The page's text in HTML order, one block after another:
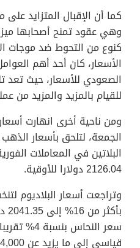
كما أن الإقبال المتزايد على
وهي عقود تمنح أصحابها
كنوع من التحوط ضد موجات
الأسعار، كان أحد أهم
الصعودي للأسعار، حيث تعد
للقيام بالمزيد والمزيد من
ومن ناحية أخرى انهارت
الجمعة، لتلحق بأسعار
2126.04 دولارا للأوقية.
وتراجعت أسعار البلاديوم
سعر النحاس